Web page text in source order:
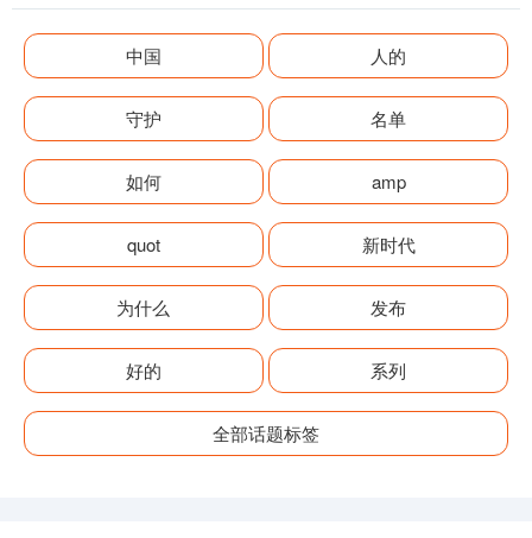
中国 人的
守护 名单
如何 amp
quot 新时代
为什么 发布
好的 系列
全部话题标签